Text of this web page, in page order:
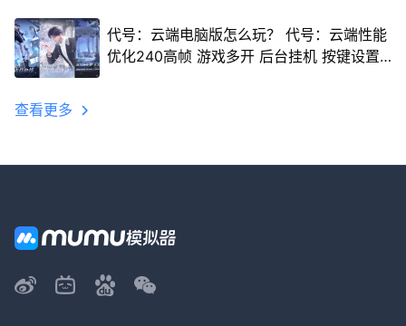
代号：云端电脑版怎么玩？ 代号：云端性能
优化240高帧 游戏多开 后台挂机 按键设置
查看更多